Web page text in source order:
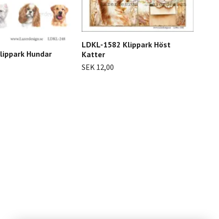
Hundar
LDKL-1582 Klippark Höst
Katter
SEK 12,00